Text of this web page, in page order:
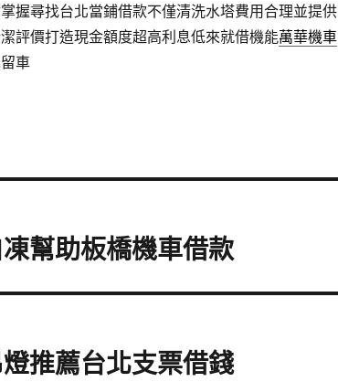
握尋找台北當鋪借款不僅清洗水塔費用合理並提供
評價打造現金額度超高利息低來就借機能萬華機車
車
幫助板橋機車借款
推薦台北支票借錢